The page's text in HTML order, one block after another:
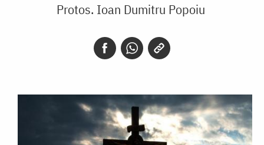
Protos. Ioan Dumitru Popoiu